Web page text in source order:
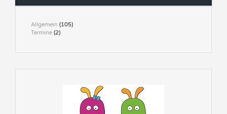
Allgemein (105)
Termine (2)